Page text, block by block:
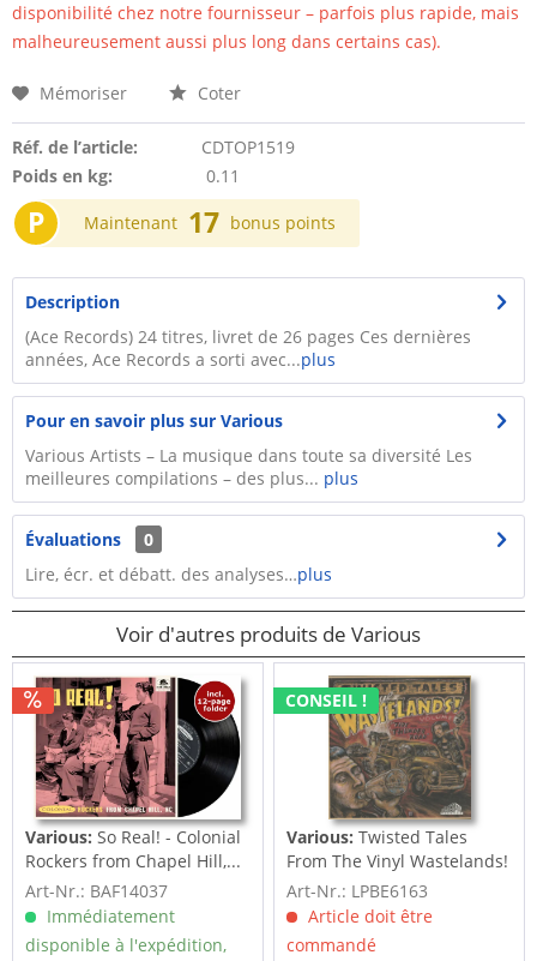
disponibilité chez notre fournisseur – parfois plus rapide, mais
malheureusement aussi plus long dans certains cas).
Mémoriser Coter
Réf. de l’article:
CDTOP1519
Poids en kg:
0.11
P Maintenant 17 bonus points
Description
(Ace Records) 24 titres, livret de 26 pages Ces dernières
années, Ace Records a sorti avec...plus
Pour en savoir plus sur Various
Various Artists – La musique dans toute sa diversité Les
meilleures compilations – des plus... plus
Évaluations
0
Lire, écr. et débatt. des analyses…plus
Voir d'autres produits de Various
Various: So Real! - Colonial
Rockers from Chapel Hill,...
Art-Nr.: BAF14037
Immédiatement
disponible à l'expédition,
CONSEIL !
Various: Twisted Tales
From The Vinyl Wastelands!
Vol.5...
Art-Nr.: LPBE6163
Article doit être
commandé